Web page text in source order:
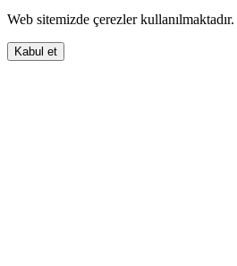
Web sitemizde çerezler kullanılmaktadır.
Kabul et